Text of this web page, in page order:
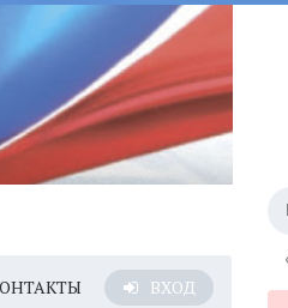
ВХОД